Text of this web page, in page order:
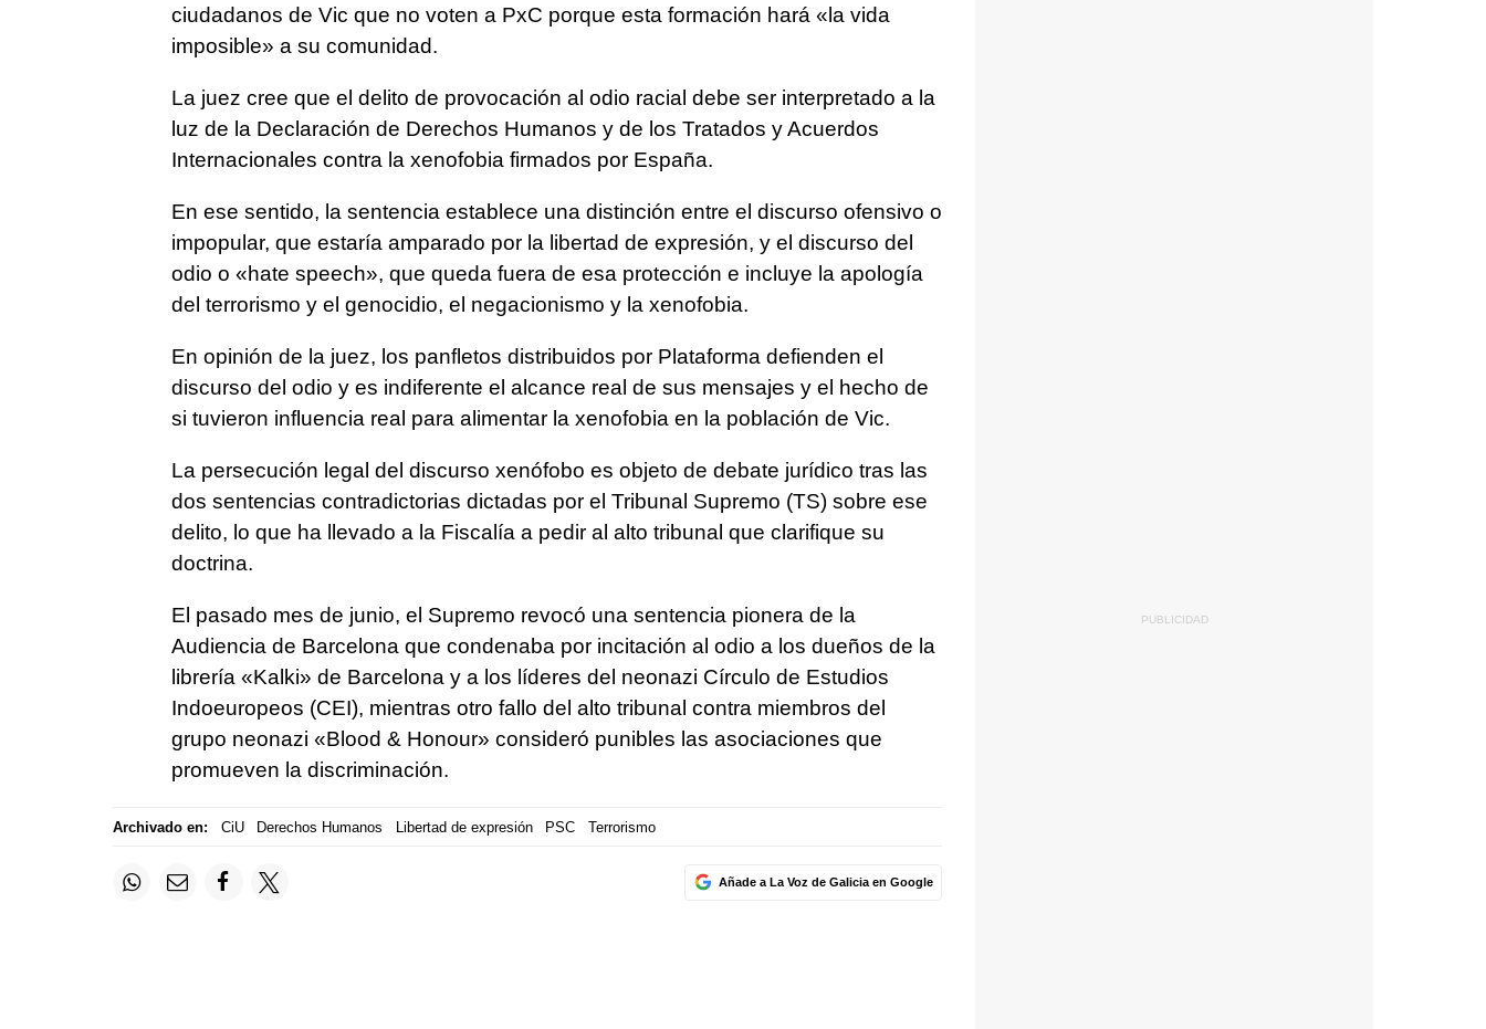
ciudadanos de Vic que no voten a PxC porque esta formación hará «la vida
imposible» a su comunidad.
La juez cree que el delito de provocación al odio racial debe ser interpretado a la
luz de la Declaración de Derechos Humanos y de los Tratados y Acuerdos
Internacionales contra la xenofobia firmados por España.
En ese sentido, la sentencia establece una distinción entre el discurso ofensivo o
impopular, que estaría amparado por la libertad de expresión, y el discurso del
odio o «hate speech», que queda fuera de esa protección e incluye la apología
del terrorismo y el genocidio, el negacionismo y la xenofobia.
En opinión de la juez, los panfletos distribuidos por Plataforma defienden el
discurso del odio y es indiferente el alcance real de sus mensajes y el hecho de
si tuvieron influencia real para alimentar la xenofobia en la población de Vic.
La persecución legal del discurso xenófobo es objeto de debate jurídico tras las
dos sentencias contradictorias dictadas por el Tribunal Supremo (TS) sobre ese
delito, lo que ha llevado a la Fiscalía a pedir al alto tribunal que clarifique su
doctrina.
El pasado mes de junio, el Supremo revocó una sentencia pionera de la
Audiencia de Barcelona que condenaba por incitación al odio a los dueños de la
librería «Kalki» de Barcelona y a los líderes del neonazi Círculo de Estudios
Indoeuropeos (CEI), mientras otro fallo del alto tribunal contra miembros del
grupo neonazi «Blood & Honour» consideró punibles las asociaciones que
promueven la discriminación.
Archivado en: CiU Derechos Humanos Libertad de expresión PSC Terrorismo
Añade a La Voz de Galicia en Google